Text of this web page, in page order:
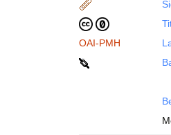
OAI-PMH